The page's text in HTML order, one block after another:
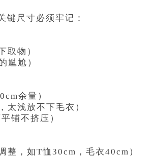
键尺寸必须牢记：
取物）
尴尬）
余量）
太浅放不下毛衣）
铺不挤压）
整，如T恤30cm，毛衣40cm）